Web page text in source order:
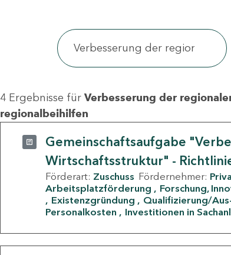
4 Ergebnisse für Verbesserung der
regionalbeihilfen
Gemeinschaftsaufgabe
Wirtschaftsstruktur" -
Förderart: Zuschuss Fördernehmer:
Arbeitsplatzförderung
Forschung,
Existenzgründung
Qualifizierung/
Personalkosten
Investitionen in